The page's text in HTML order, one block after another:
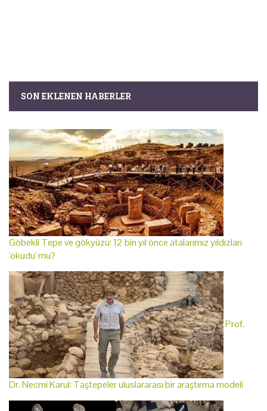
SON EKLENEN HABERLER
Göbekli Tepe ve gökyüzü: 12 bin yıl önce atalarımız yıldızları
'okudu' mu?
Prof.
Dr. Necmi Karul: Taştepeler uluslararası bir araştırma modeli